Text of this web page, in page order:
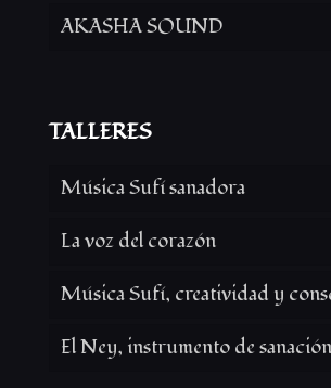
AKASHA SOUND
TALLERES
Música Sufí sanadora
La voz del corazón
Música Sufí, creatividad y
El Ney, instrumento de sanación